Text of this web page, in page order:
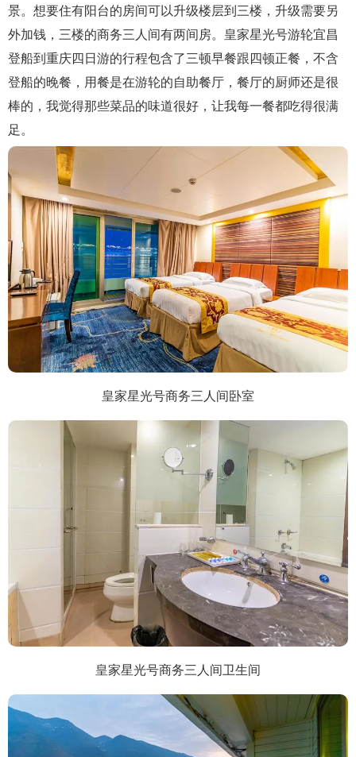
景。想要住有阳台的房间可以升级楼层到三楼，升级需要另
外加钱，三楼的商务三人间有两间房。皇家星光号游轮宜昌
登船到重庆四日游的行程包含了三顿早餐跟四顿正餐，不含
登船的晚餐，用餐是在游轮的自助餐厅，餐厅的厨师还是很
棒的，我觉得那些菜品的味道很好，让我每一餐都吃得很满
足。
皇家星光号商务三人间卧室
皇家星光号商务三人间卫生间